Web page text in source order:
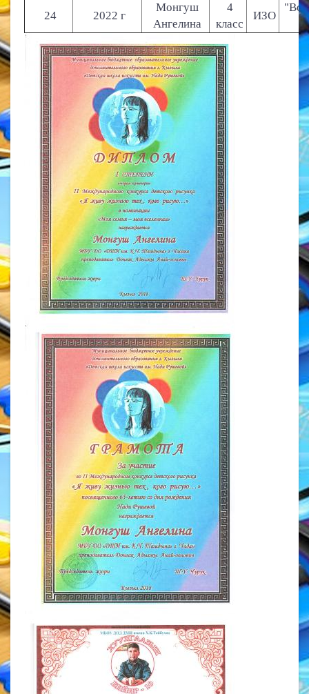
24 2022 г
Монгуш
Ангелина
4
класс
ИЗО